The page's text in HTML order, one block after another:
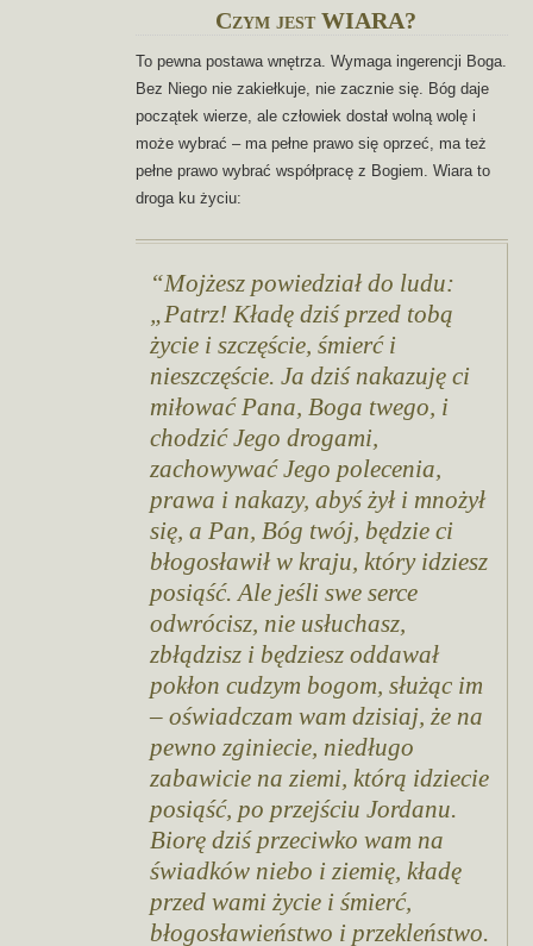
Czym jest WIARA?
To pewna postawa wnętrza. Wymaga ingerencji Boga.
Bez Niego nie zakiełkuje, nie zacznie się. Bóg daje
początek wierze, ale człowiek dostał wolną wolę i
może wybrać – ma pełne prawo się oprzeć, ma też
pełne prawo wybrać współpracę z Bogiem. Wiara to
droga ku życiu:
Mojżesz powiedział do ludu:
„Patrz! Kładę dziś przed tobą
życie i szczęście, śmierć i
nieszczęście. Ja dziś nakazuję ci
miłować Pana, Boga twego, i
chodzić Jego drogami,
zachowywać Jego polecenia,
prawa i nakazy, abyś żył i mnożył
się, a Pan, Bóg twój, będzie ci
błogosławił w kraju, który idziesz
posiąść. Ale jeśli swe serce
odwrócisz, nie usłuchasz,
zbłądzisz i będziesz oddawał
pokłon cudzym bogom, służąc im
– oświadczam wam dzisiaj, że na
pewno zginiecie, niedługo
zabawicie na ziemi, którą idziecie
posiąść, po przejściu Jordanu.
Biorę dziś przeciwko wam na
świadków niebo i ziemię, kładę
przed wami życie i śmierć,
błogosławieństwo i przekleństwo.